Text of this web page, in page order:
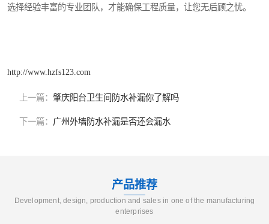
选择经验丰富的专业团队，才能确保工程质量，让您无后顾之忧。
http://www.hzfs123.com
上一篇： 肇庆阳台卫生间防水补漏你了解吗
下一篇： 广州外墙防水补漏是否还会漏水
产品推荐
Development, design, production and sales in one of the manufacturing
enterprises